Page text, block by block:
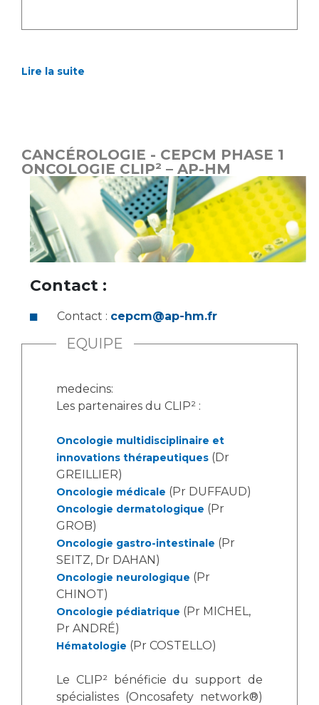
Lire la suite
CANCÉROLOGIE - CEPCM PHASE 1
ONCOLOGIE CLIP² – AP-HM
Contact :
Contact : cepcm@ap-hm.fr
EQUIPE
medecins:
Les partenaires du CLIP² :
Oncologie multidisciplinaire et
innovations thérapeutiques (Dr
GREILLIER)
Oncologie médicale (Pr DUFFAUD)
Oncologie dermatologique (Pr
GROB)
Oncologie gastro-intestinale (Pr
SEITZ, Dr DAHAN)
Oncologie neurologique (Pr
CHINOT)
Oncologie pédiatrique (Pr MICHEL,
Pr ANDRÉ)
Hématologie (Pr COSTELLO)
Le CLIP² bénéficie du support de
spécialistes (Oncosafety network®)